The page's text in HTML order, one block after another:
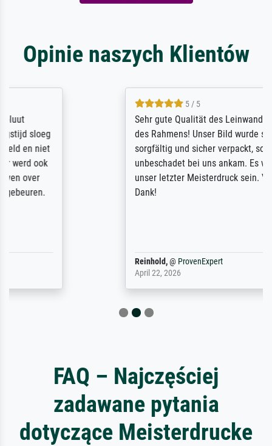
Opinie naszych Klientów
Sehr gute Qualität des Leinwanddrucks und
des Rahmens! Unser Bild wurde sehr
sorgfältig und sicher verpackt, so dass es
unbeschadet bei uns ankam. Es wird nicht
unser letzter Meisterdruck sein. Vielen
ProvenExpert
FAQ – Najczęściej
zadawane pytania
dotyczące Meisterdrucke